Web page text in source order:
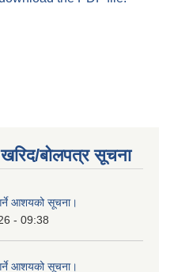
बोलपत्र सूचना
आशयको सूचना।
- 09:38
आशयको सूचना।